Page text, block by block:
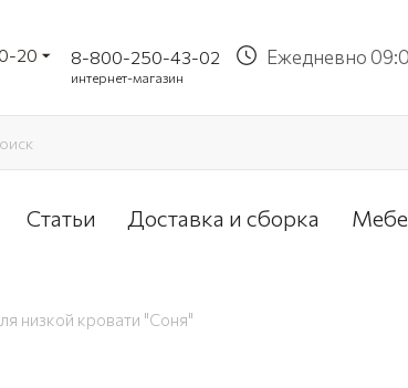
20 8-800-250-43-02
интернет-магазин
Ежедневно
Статьи Доставка и сборка
низкой кровати "Соня"